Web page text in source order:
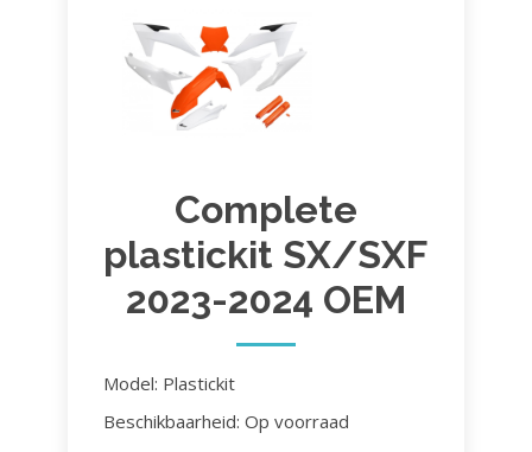
Complete
plastickit SX/SXF
2023-2024 OEM
Model: Plastickit
Beschikbaarheid: Op voorraad